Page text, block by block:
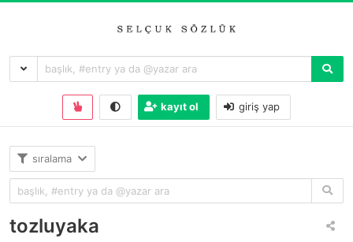
kayıt ol giriş yap
sıralama
tozluyaka